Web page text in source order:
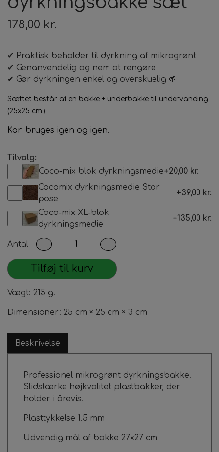
178,00 kr.
✔ Praktisk beholder til dyrkning af mikrogrønt
✔ Genanvendelig og nem at rengøre
✔ Gør dyrkningen enkel og overskuelig 🌱
Sættet består af en bakke + underbakke til undervanding
(25x25 cm.)
Kan bruges igen og igen.
Tilvalg:
Coco-mix blok dyrkningsmedie+20,00 kr.
Cocomix dyrkningsmedie Stor
pose
+39,00 kr.
Coco-mix XL-blok
dyrkningsmedie
+135,00 kr.
Antal
Tilføj til kurv
Vægt: 215 g.
Dimensioner: 25 cm × 25 cm × 3 cm
Beskrivelse
Professionel mikrogrønt dyrkningsbakke.
Slidstærke højkvalitet plastbakker, der
holder i årevis.
Plasttykkelse 1.5 mm
Udvendig mål af bakke 27x27 cm